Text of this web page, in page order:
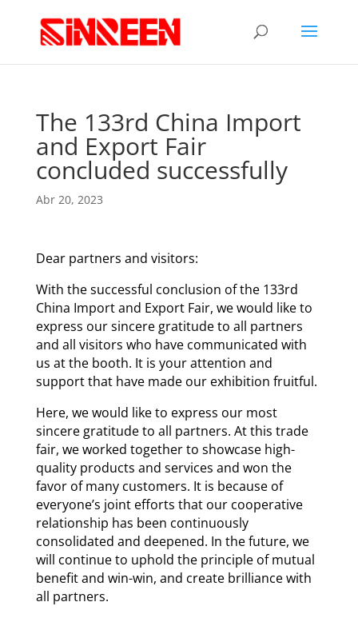
The 133rd China Import
and Export Fair
concluded successfully
Abr 20, 2023
Dear partners and visitors:
With the successful conclusion of the 133rd
China Import and Export Fair, we would like to
express our sincere gratitude to all partners
and all visitors who have communicated with
us at the booth. It is your attention and
support that have made our exhibition fruitful.
Here, we would like to express our most
sincere gratitude to all partners. At this trade
fair, we worked together to showcase high-
quality products and services and won the
favor of many customers. It is because of
everyone’s joint efforts that our cooperative
relationship has been continuously
consolidated and deepened. In the future, we
will continue to uphold the principle of mutual
benefit and win-win, and create brilliance with
all partners.